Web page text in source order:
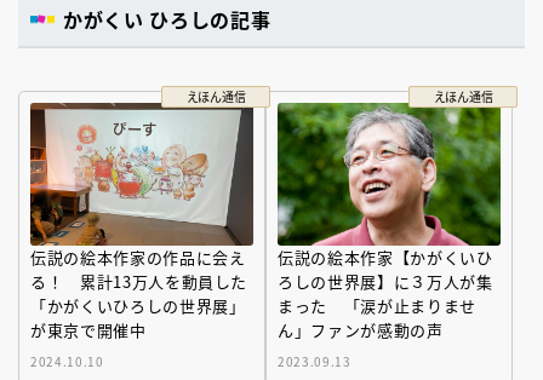
かがくい ひろしの記事
えほん通信
伝説の絵本作家の作品に会え
る！ 累計13万人を動員した
「かがくいひろしの世界展」
が東京で開催中
2024.10.10
えほん通信
伝説の絵本作家【かがくいひ
ろしの世界展】に３万人が集
まった 「涙が止まりませ
ん」ファンが感動の声
2023.09.13